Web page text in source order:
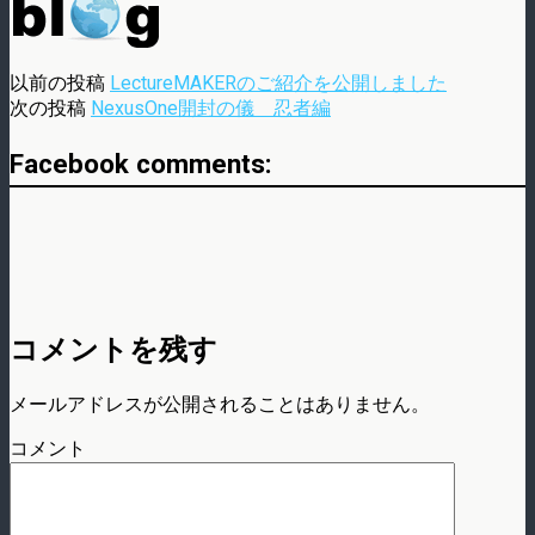
以前の投稿 LectureMAKERのご紹介を公開しました
次の投稿 NexusOne開封の儀 忍者編
Facebook comments:
コメントを残す
メールアドレスが公開されることはありません。
コメント